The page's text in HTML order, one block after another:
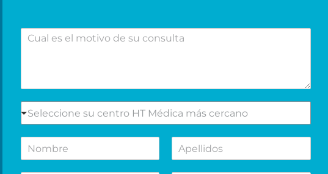
Seleccione su centro HT Médica más cercano